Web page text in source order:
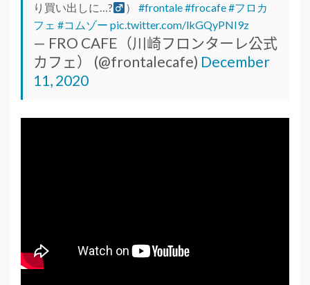
り買い出しに…?‍
）#frontale#frocafe#フロカ
フェ #コムゾー pic.twitter.com/lkGQyPNI9z
— FRO CAFE（川崎フロンターレ公式
カフェ） (@frontalecafe) December
11, 2020